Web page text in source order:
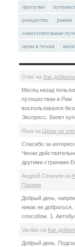
прогулки
рождество рынки
самостоятельные
цены в чехии
Олегна Как
Месяц назад
путешествии в Рим.
воспользовался
Экспресс. Билет
Яша на Цены на
Спасибо за
Чехии
другими странами
Андрей Секачев на
Париже
Добрый день,
никак не
способом. 1.
Vardanна Как
Добрый день.